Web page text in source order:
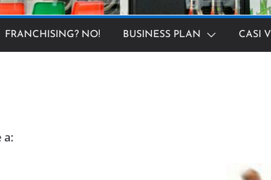
FRANCHISING? NO! BUSINESS PLAN CASI
a: